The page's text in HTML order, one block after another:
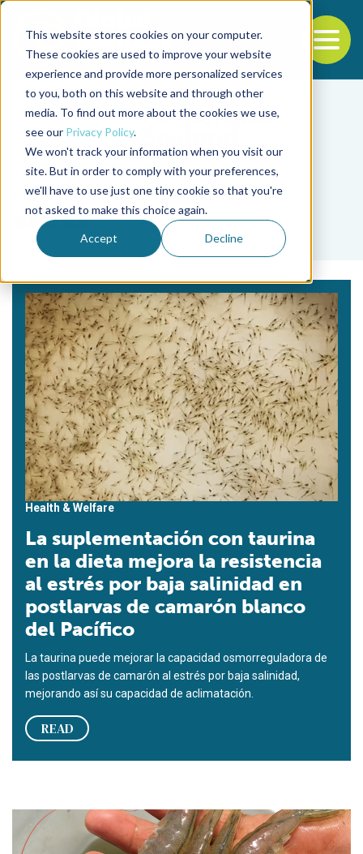
This website stores cookies on your computer.
These cookies are used to improve your website
experience and provide more personalized services
to you, both on this website and through other
media. To find out more about the cookies we use,
see our Privacy Policy.
We won't track your information when you visit our
site. But in order to comply with your preferences,
we'll have to use just one tiny cookie so that you're
not asked to make this choice again.
Accept Decline
Back to the start of the nav
Jump to the end of the navigation
Tag
estrés
Health & Welfare
La suplementación con taurina
en la dieta mejora la resistencia
al estrés por baja salinidad en
postlarvas de camarón blanco
del Pacífico
La taurina puede mejorar la capacidad osmorreguladora de
las postlarvas de camarón al estrés por baja salinidad,
mejorando así su capacidad de aclimatación.
READ
Estudio evalúa cambios en la calidad del camarón blanco